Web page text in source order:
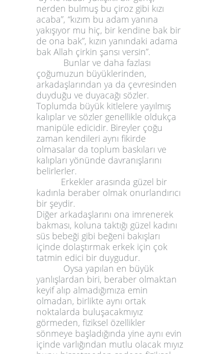
nerden bulmuş bu çiroz gibi kızı
acaba”, “kızım bu adam yanına
yakışıyor mu hiç, bir kendine bak bir
de ona bak”, kızın yanındaki adama
bak Allah çirkin şansı versin”.
Bunlar ve daha fazlası
çoğumuzun büyüklerinden,
arkadaşlarından ya da çevresinden
duyduğu ve duyacağı sözler.
Toplumda büyük kitlelere yayılmış
kalıplar ve sözler genellikle oldukça
manipüle edicidir. Bireyler çoğu
zaman kendileri aynı fikirde
olmasalar da toplum baskıları ve
kalıpları yönünde davranışlarını
belirlerler.
Erkekler arasında güzel bir
kadınla beraber olmak onurlandırıcı
bir şeydir.
Diğer arkadaşlarını ona imrenerek
bakması, koluna taktığı güzel kadını
süs bebeği gibi beğeni bakışları
içinde dolaştırmak erkek için çok
tatmin edici bir duygudur.
Oysa yapılan en büyük
yanlışlardan biri, beraber olmaktan
keyif alıp almadığımıza emin
olmadan, birlikte aynı ortak
noktalarda buluşacakmıyız
görmeden, fiziksel özellikler
sönmeye başladığında yine aynı evin
içinde varlığından mutlu olacak mıyız